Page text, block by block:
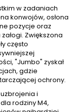
w zadaniach
konwojów, osłona
pozycje oraz
Zwiększona
często
"Jumbo" zyskał
gdzie
ochrony.
i
rodziny M4,